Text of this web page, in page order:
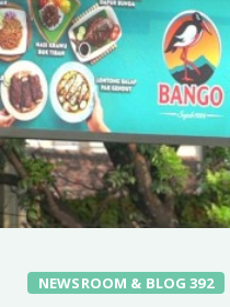
NEWSROOM & BLOG 392